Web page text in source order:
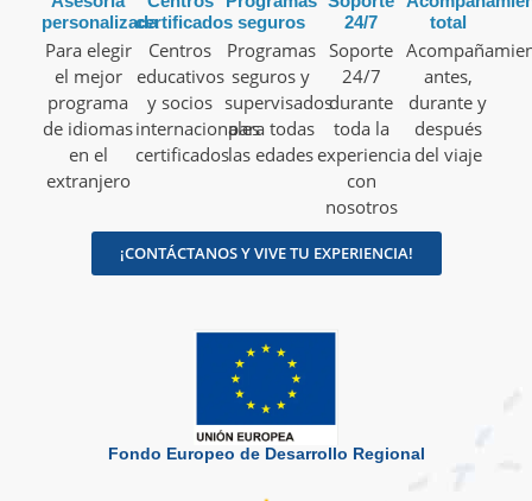
personalizada
Para elegir
el mejor
programa
de idiomas
en el
extranjero
certificados
Centros
educativos
y socios
internacionales
certificados
seguros
Programas
seguros y
supervisados
para todas
las edades
24/7
Soporte
24/7
durante
toda la
experiencia
con
nosotros
total
antes,
durante y
después
del viaje
¡CONTÁCTANOS Y VIVE TU EXPERIENCIA!
Fondo Europeo de Desarrollo Regional